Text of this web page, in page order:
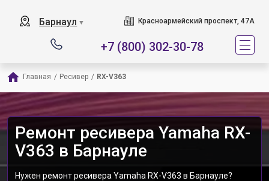
Барнаул ▼ Красноармейский проспект, 47А
+7 (800) 302-30-78
Главная / Ресивер / RX-V363
Ремонт ресивера Yamaha RX-
V363 в Барнауле
Нужен ремонт ресивера Yamaha RX-V363 в Барнауле?